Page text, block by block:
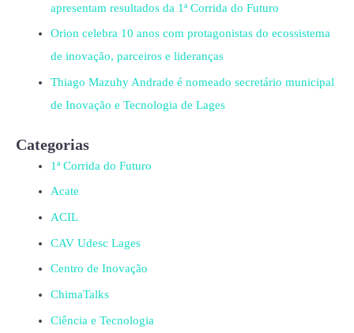
apresentam resultados da 1ª Corrida do Futuro
Orion celebra 10 anos com protagonistas do ecossistema
de inovação, parceiros e lideranças
Thiago Mazuhy Andrade é nomeado secretário municipal
de Inovação e Tecnologia de Lages
Categorias
1ª Corrida do Futuro
Acate
ACIL
CAV Udesc Lages
Centro de Inovação
ChimaTalks
Ciência e Tecnologia